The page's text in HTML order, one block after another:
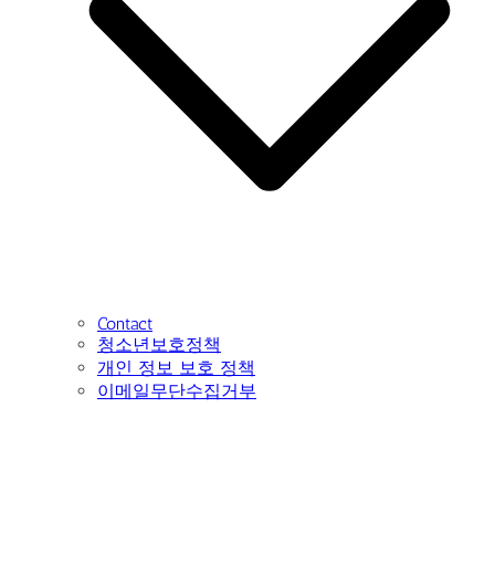
Contact
청소년보호정책
개인 정보 보호 정책
이메일무단수집거부